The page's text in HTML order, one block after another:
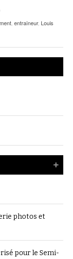
, entraîneur, Louis
photos et
pour le Semi-